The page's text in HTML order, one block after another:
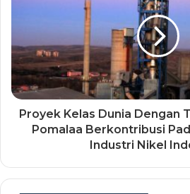
Proyek Kelas Dunia Dengan
Pomalaa Berkontribusi
Industri Nikel